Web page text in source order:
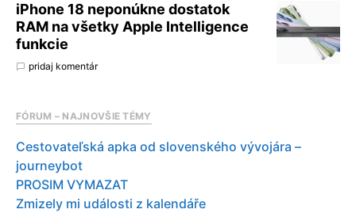
iPhone 18 neponúkne dostatok
RAM na všetky Apple Intelligence
funkcie
pridaj komentár
FÓRUM – NAJNOVŠIE TÉMY
Cestovateľská apka od slovenského vývojára –
journeybot
PROSIM VYMAZAT
Zmizely mi události z kalendáře